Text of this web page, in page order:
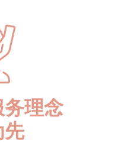
理念
先